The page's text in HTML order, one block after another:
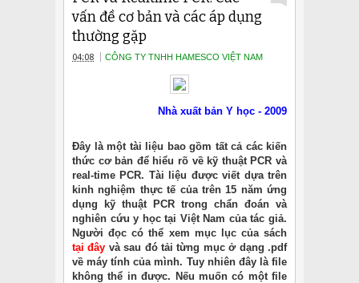
vấn đề cơ bản và các áp dụng
thường gặp
04:08 CÔNG TY TNHH HAMESCO VIỆT NAM
Nhà xuất bản Y học - 2009
Đây là một tài liệu bao gồm tất cả các kiến
thức cơ bản để hiểu rõ về kỹ thuật PCR và
real-time PCR. Tài liệu được viết dựa trên
kinh nghiệm thực tế của trên 15 năm ứng
dụng kỹ thuật PCR trong chẩn đoán và
nghiên cứu y học tại Việt Nam của tác giả.
Người đọc có thể xem mục lục của sách
tại đây và sau đó tải từng mục ở dạng .pdf
về máy tính của mình. Tuy nhiên đây là file
không thể in được. Nếu muốn có một file